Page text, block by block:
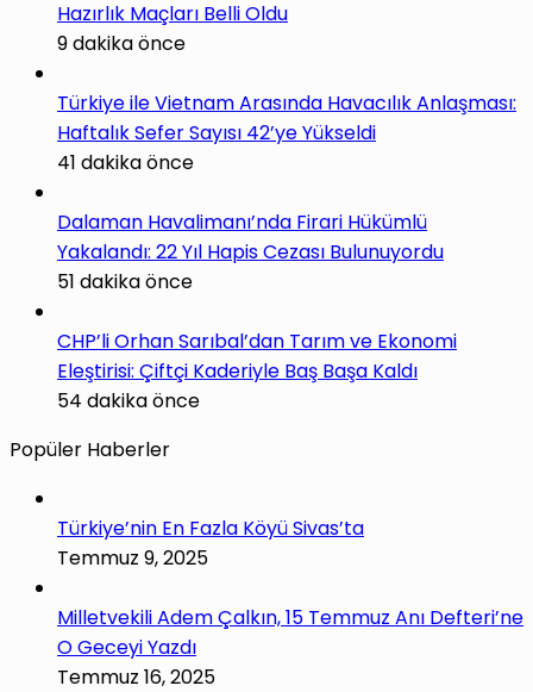
Hazırlık Maçları Belli Oldu
9 dakika önce
Türkiye ile Vietnam Arasında Havacılık Anlaşması:
Haftalık Sefer Sayısı 42’ye Yükseldi
41 dakika önce
Dalaman Havalimanı’nda Firari Hükümlü
Yakalandı: 22 Yıl Hapis Cezası Bulunuyordu
51 dakika önce
CHP’li Orhan Sarıbal’dan Tarım ve Ekonomi
Eleştirisi: Çiftçi Kaderiyle Baş Başa Kaldı
54 dakika önce
Popüler Haberler
Türkiye’nin En Fazla Köyü Sivas’ta
Temmuz 9, 2025
Milletvekili Adem Çalkın, 15 Temmuz Anı Defteri’ne
O Geceyi Yazdı
Temmuz 16, 2025